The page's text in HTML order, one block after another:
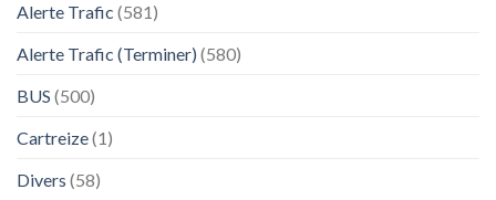
Alerte Trafic (581)
Alerte Trafic (Terminer) (580)
BUS (500)
Cartreize(1)
Divers (58)